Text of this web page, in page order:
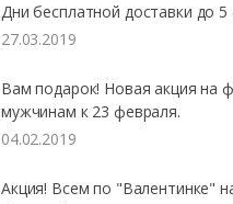
Дни бесплатной доставки до 5
27.03.2019
Вам подарок! Новая акция на
мужчинам к 23 февраля.
04.02.2019
Акция! Всем по "Валентинке"